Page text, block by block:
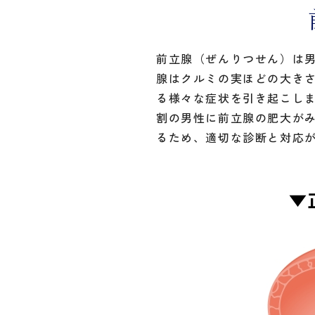
前立腺（ぜんりつせん）は
腺はクルミの実ほどの大き
る様々な症状を引き起こし
割の男性に前立腺の肥大が
るため、適切な診断と対応